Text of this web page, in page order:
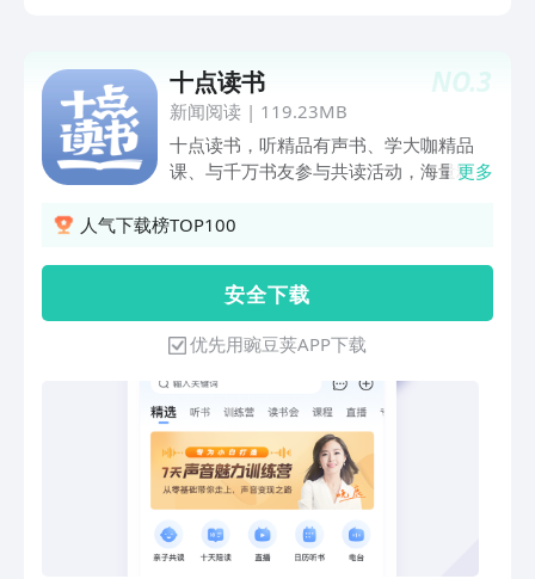
息【隐私政策】
https://weread.qq.com/policy【会员服
务协议】https://weread.qq.com/policy?
type=membership
NO.3
十点读书
新闻阅读| 119.23MB
十点读书，听精品有声书、学大咖精品
课、与千万书友参与共读活动，海量精彩
精品美文、海量美图多种形式，帮你快速
奖，等你加入！ ● 产品特性 【十点听书
会员全新上线】 成为十点听书会员尊享
七大权益 -1000本好书，免费畅听 -打卡
分现金，每周瓜分万元奖金 -重磅大咖，
领读分享 -共度社群，以书会好友 -一人
购买，亲友同享 -好书相赠，好书送 【正
版优质电子书】 引入海量正版电子书，
小说、散文应有尽有，情感故事、文学名
著、国外经典、网络小说等畅读无限。 -
「优质海量」八大分类，便捷的筛选和搜
索，精心组合的书单，你想要的全都有；
更多
人气下载榜TOP100
安 全 下 载
优先用豌豆荚APP下载